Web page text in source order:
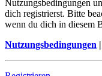
Nutzungsbedingungen
dich registrierst. Bitte
wenn du dich in diesem
Nutzungsbedingungen |